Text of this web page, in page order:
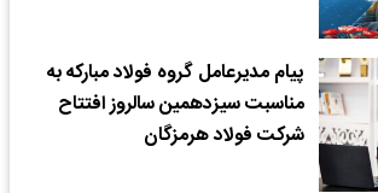
پیام مدیرعامل گروه فولاد مبارکه به
مناسبت سیزدهمین سالروز افتتاح
شرکت فولاد هرمزگان